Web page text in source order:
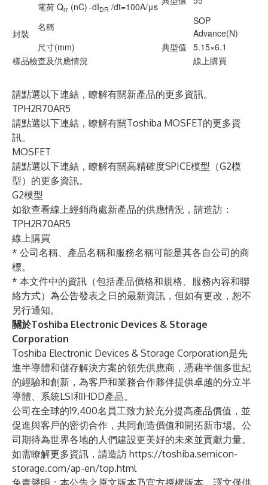
電荷 Qrr (nC) -dIDR /dt=100A/μs
封裝
名稱
SOP
Advance(N)
尺寸(mm)
典型值 5.15×6.1
樣品檢查及供應情況
線上購買
請點選以下連結，瞭解有關新產品的更多資訊。
TPH2R70AR5
請點選以下連結，瞭解有關Toshiba MOSFET的更多資
訊。
MOSFET
請點選以下連結，瞭解有關高精確度SPICE模型（G2模
型）的更多資訊。
G2模型
如欲查看線上經銷商處新產品的供應情況，請造訪：
TPH2R70AR5
線上購買
* 公司名稱、產品名稱和服務名稱可能是其各自公司的商
標。
* 本文件中的資訊（包括產品價格和規格、服務內容和聯
絡方式）為公告發表之日的最新資訊，但如有更改，恕不
另行通知。
關於Toshiba Electronic Devices & Storage
Corporation
Toshiba Electronic Devices & Storage Corporation是先
進半導體和儲存解決方案的領先供應商，憑藉半個多世紀
的經驗和創新，為客戶和業務合作夥伴提供卓越的分立半
導體、系統LSI和HDD產品。
公司在全球的19,400名員工致力於充分提高產品價值，並
促進與客戶的密切合作，共同創造價值和開拓新市場。公
司期待為世界各地的人們建設更美好的未來並貢獻力量。
如需瞭解更多資訊，請造訪 https://toshiba.semicon-
storage.com/ap-en/top.html
免責聲明：本公告之原文版本乃官方授權版本。譯文僅供